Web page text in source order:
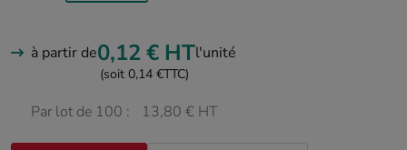
à partir de0,12 € HTl'unité
(soit 0,14 €TTC)
Par lot de 100 : 13,80 € HT